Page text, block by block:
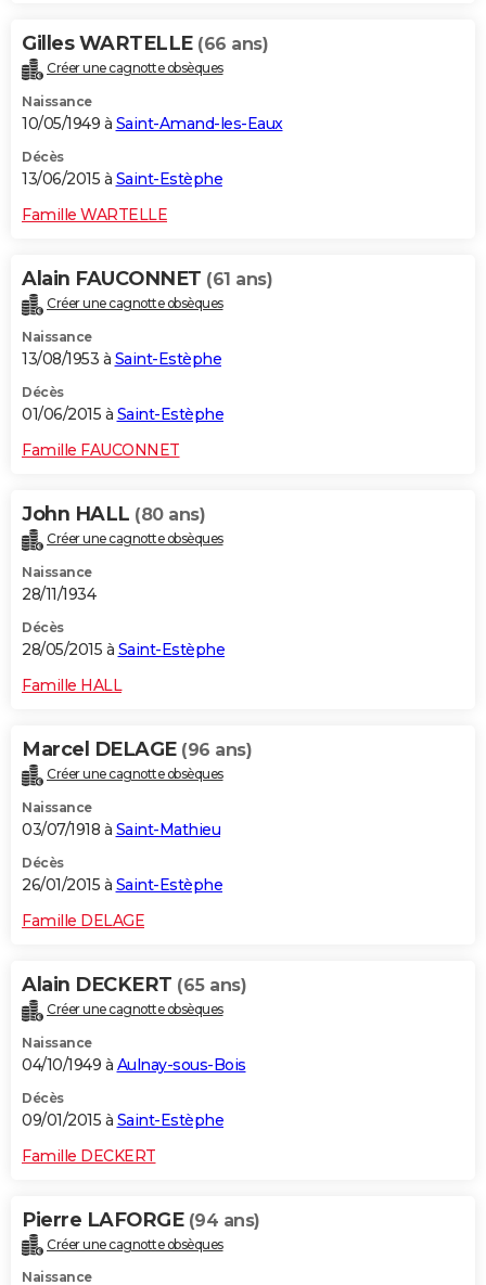
Gilles WARTELLE (66 ans)
Créer une cagnotte obsèques
Naissance
10/05/1949 à Saint-Amand-les-Eaux
Décès
13/06/2015 à Saint-Estèphe
Famille WARTELLE
Alain FAUCONNET (61 ans)
Créer une cagnotte obsèques
Naissance
13/08/1953 à Saint-Estèphe
Décès
01/06/2015 à Saint-Estèphe
Famille FAUCONNET
John HALL (80 ans)
Créer une cagnotte obsèques
Naissance
28/11/1934
Décès
28/05/2015 à Saint-Estèphe
Famille HALL
Marcel DELAGE (96 ans)
Créer une cagnotte obsèques
Naissance
03/07/1918 à Saint-Mathieu
Décès
26/01/2015 à Saint-Estèphe
Famille DELAGE
Alain DECKERT (65 ans)
Créer une cagnotte obsèques
Naissance
04/10/1949 à Aulnay-sous-Bois
Décès
09/01/2015 à Saint-Estèphe
Famille DECKERT
Pierre LAFORGE (94 ans)
Créer une cagnotte obsèques
Naissance